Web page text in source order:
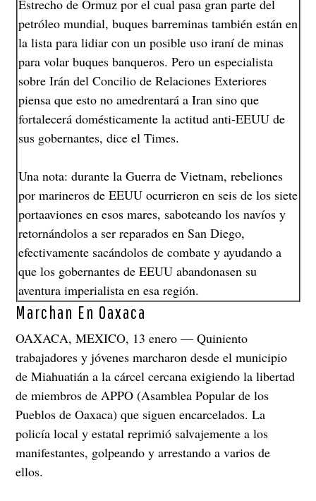
Estrecho de Ormuz por el cual pasa gran parte del
petróleo mundial, buques barreminas también están en
la lista para lidiar con un posible uso iraní de minas
para volar buques banqueros. Pero un especialista
sobre Irán del Concilio de Relaciones Exteriores
piensa que esto no amedrentará a Iran sino que
fortalecerá domésticamente la actitud anti-EEUU de
sus gobernantes, dice el Times.
Una nota: durante la Guerra de Vietnam, rebeliones
por marineros de EEUU ocurrieron en seis de los siete
portaaviones en esos mares, saboteando los navíos y
retornándolos a ser reparados en San Diego,
efectivamente sacándolos de combate y ayudando a
que los gobernantes de EEUU abandonasen su
aventura imperialista en esa región.
Marchan En Oaxaca
OAXACA, MEXICO, 13 enero — Quiniento
trabajadores y jóvenes marcharon desde el municipio
de Miahuatián a la cárcel cercana exigiendo la libertad
de miembros de APPO (Asamblea Popular de los
Pueblos de Oaxaca) que siguen encarcelados. La
policía local y estatal reprimió salvajemente a los
manifestantes, golpeando y arrestando a varios de
ellos.